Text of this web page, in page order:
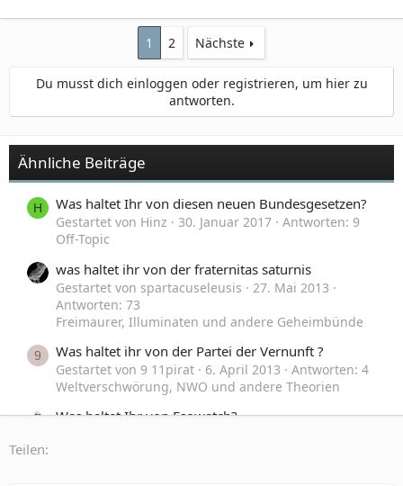
1 2 Nächste
Du musst dich einloggen oder registrieren, um hier zu
antworten.
Ähnliche Beiträge
H Was haltet Ihr von diesen neuen Bundesgesetzen?
Gestartet von Hinz 30. Januar 2017
Antworten: 9
Off-Topic
was haltet ihr von der fraternitas saturnis
Gestartet von spartacuseleusis
27. Mai 2013
Antworten: 73
Freimaurer, Illuminaten und andere Geheimbünde
9 Was haltet ihr von der Partei der Vernunft ?
Gestartet von 9 11pirat 6. April 2013
Antworten: 4
Weltverschwörung, NWO und andere Theorien
Was haltet Ihr von Esowatch?
Teilen: